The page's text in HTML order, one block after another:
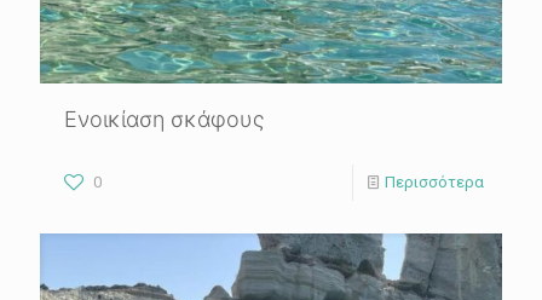
Ενοικίαση σκάφους
0 Περισσότερα